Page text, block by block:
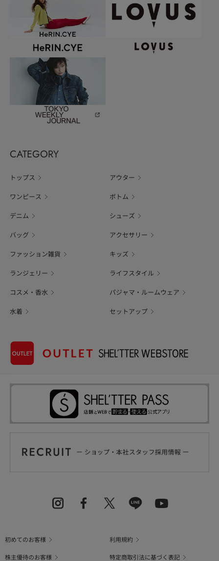
CATEGORY
トップス アウター
ワンピース ボトム
デニム シューズ
バッグ アクセサリー
ファッション雑貨 キッズ
ランジェリー ライフスタイル
コスメ・香水 パジャマ・ルームウェア
水着 セットアップ
初めてのお客様
利用規約
株主優待のお客様
特定商取引法に基づく表記